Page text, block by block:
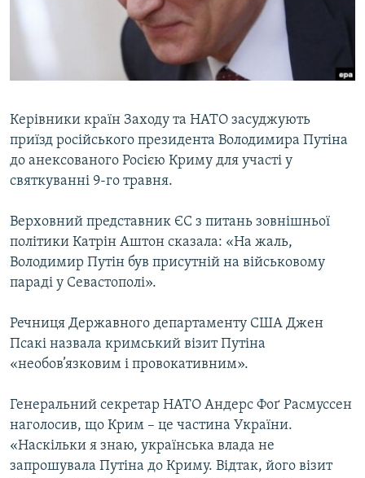
СВІДЧЕННЯ ОКУПАЦІЇ
ІНФОГРАФІКА
ЯК ОБІЙТИ БЛОКУВАННЯ
Qırımtatar
ДОЛУЧАЙСЯ!
Керівники країн Заходу та НАТО засуджують
приїзд російського президента Володимира Путіна
до анексованого Росією Криму для участі у
святкуванні 9-го травня.
Верховний представник ЄС з питань зовнішньої
політики Катрін Аштон сказала: «На жаль,
Володимир Путін був присутній на військовому
параді у Севастополі».
Речниця Державного департаменту США Джен
Псакі назвала кримський візит Путіна
«необов’язковим і провокативним».
Генеральний секретар НАТО Андерс Фоґ Расмуссен
наголосив, що Крим – це частина України.
«Наскільки я знаю, українська влада не
запрошувала Путіна до Криму. Відтак, його візит